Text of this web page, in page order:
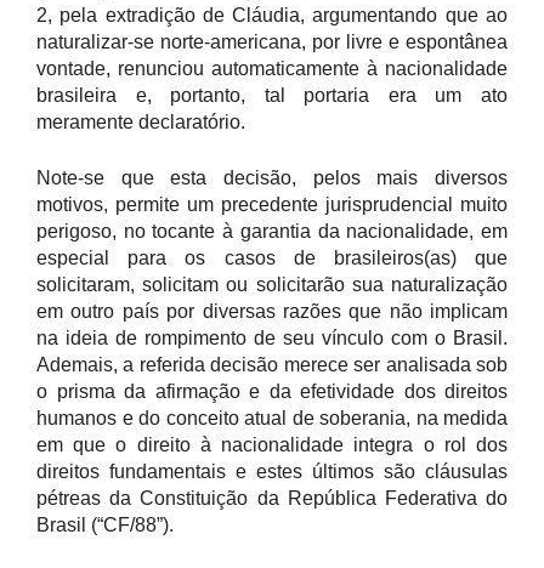
2, pela extradição de Cláudia, argumentando que ao
naturalizar-se norte-americana, por livre e espontânea
vontade, renunciou automaticamente à nacionalidade
brasileira e, portanto, tal portaria era um ato
meramente declaratório.
Note-se que esta decisão, pelos mais diversos
motivos, permite um precedente jurisprudencial muito
perigoso, no tocante à garantia da nacionalidade, em
especial para os casos de brasileiros(as) que
solicitaram, solicitam ou solicitarão sua naturalização
em outro país por diversas razões que não implicam
na ideia de rompimento de seu vínculo com o Brasil.
Ademais, a referida decisão merece ser analisada sob
o prisma da afirmação e da efetividade dos direitos
humanos e do conceito atual de soberania, na medida
em que o direito à nacionalidade integra o rol dos
direitos fundamentais e estes últimos são cláusulas
pétreas da Constituição da República Federativa do
Brasil (“CF/88”).